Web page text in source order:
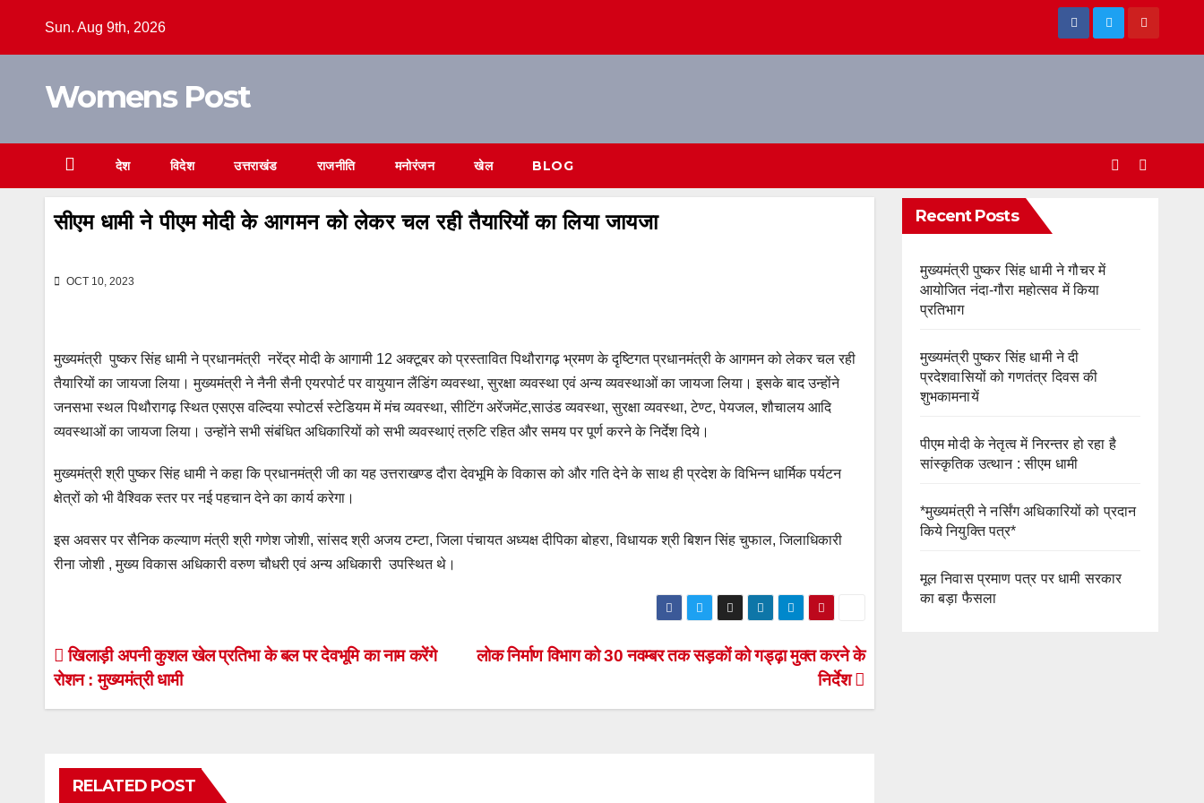
Sun. Aug 9th, 2026
Womens Post
देश विदेश उत्तराखंड राजनीति मनोरंजन खेल BLOG
सीएम धामी ने पीएम मोदी के आगमन को लेकर चल रही तैयारियों का लिया जायजा
OCT 10, 2023
मुख्यमंत्री पुष्कर सिंह धामी ने प्रधानमंत्री नरेंद्र मोदी के आगामी 12 अक्टूबर को प्रस्तावित पिथौरागढ़ भ्रमण के दृष्टिगत प्रधानमंत्री के आगमन को लेकर चल रही
तैयारियों का जायजा लिया। मुख्यमंत्री ने नैनी सैनी एयरपोर्ट पर वायुयान लैंडिंग व्यवस्था, सुरक्षा व्यवस्था एवं अन्य व्यवस्थाओं का जायजा लिया। इसके बाद उन्होंने
जनसभा स्थल पिथौरागढ़ स्थित एसएस वल्दिया स्पोटर्स स्टेडियम में मंच व्यवस्था, सीटिंग अरेंजमेंट,साउंड व्यवस्था, सुरक्षा व्यवस्था, टेण्ट, पेयजल, शौचालय आदि
व्यवस्थाओं का जायजा लिया। उन्होंने सभी संबंधित अधिकारियों को सभी व्यवस्थाएं त्रुटि रहित और समय पर पूर्ण करने के निर्देश दिये।
मुख्यमंत्री श्री पुष्कर सिंह धामी ने कहा कि प्रधानमंत्री जी का यह उत्तराखण्ड दौरा देवभूमि के विकास को और गति देने के साथ ही प्रदेश के विभिन्न धार्मिक पर्यटन
क्षेत्रों को भी वैश्विक स्तर पर नई पहचान देने का कार्य करेगा।
इस अवसर पर सैनिक कल्याण मंत्री श्री गणेश जोशी, सांसद श्री अजय टम्टा, जिला पंचायत अध्यक्ष दीपिका बोहरा, विधायक श्री बिशन सिंह चुफाल, जिलाधिकारी
रीना जोशी , मुख्य विकास अधिकारी वरुण चौधरी एवं अन्य अधिकारी उपस्थित थे।
Post
navigation
लोक निर्माण विभाग को 30 नवम्बर तक सड़कों को गड्ढ़ा मुक्त करने के
निर्देश
खिलाड़ी अपनी कुशल खेल प्रतिभा के बल पर देवभूमि का नाम करेंगे
रोशन : मुख्यमंत्री धामी
RELATED POST
Recent Posts
मुख्यमंत्री पुष्कर सिंह धामी ने गौचर में
आयोजित नंदा-गौरा महोत्सव में किया
प्रतिभाग
मुख्यमंत्री पुष्कर सिंह धामी ने दी
प्रदेशवासियों को गणतंत्र दिवस की
शुभकामनायें
पीएम मोदी के नेतृत्व में निरन्तर हो रहा है
सांस्कृतिक उत्थान : सीएम धामी
*मुख्यमंत्री ने नर्सिंग अधिकारियों को प्रदान
किये नियुक्ति पत्र*
मूल निवास प्रमाण पत्र पर धामी सरकार
का बड़ा फैसला